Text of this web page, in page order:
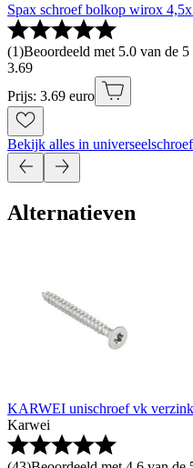
Spax schroef bolkop wirox
(1)Beoordeeld met 5.0 van de
3.69
Prijs: 3.69 euro
Bekijk alles in universeelschroef
Alternatieven
KARWEI unischroef vk
Karwei